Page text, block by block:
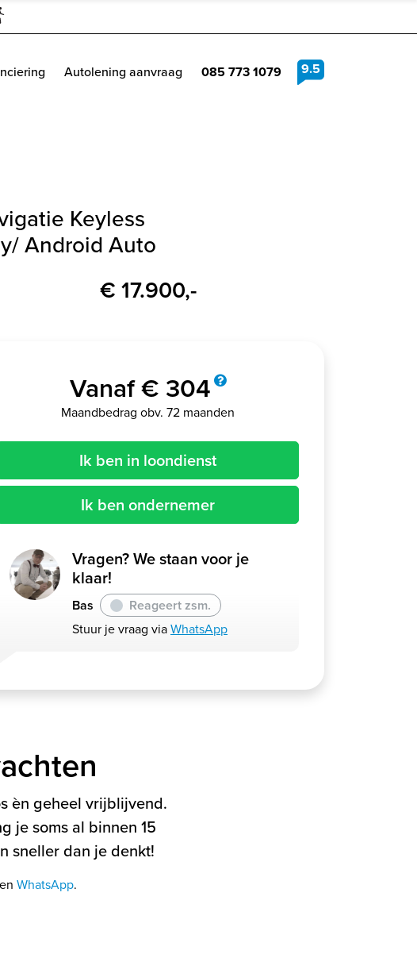
9.5
Autolening aanvraag 085 773 1079
Keyless
Android Auto
€ 17.900,-
Vanaf € 304
Maandbedrag obv. 72 maanden
Ik ben in loondienst
Ik ben ondernemer
Vragen? We staan voor je
klaar!
Bas
Reageert zsm.
Stuur je vraag viaWhatsApp
èn geheel vrijblijvend.
je soms al binnen 15
sneller dan je denkt!
WhatsApp.